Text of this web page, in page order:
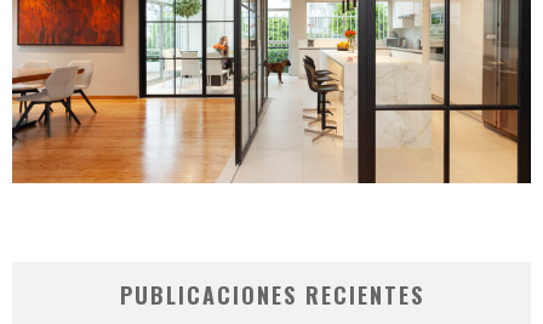
PUBLICACIONES RECIENTES